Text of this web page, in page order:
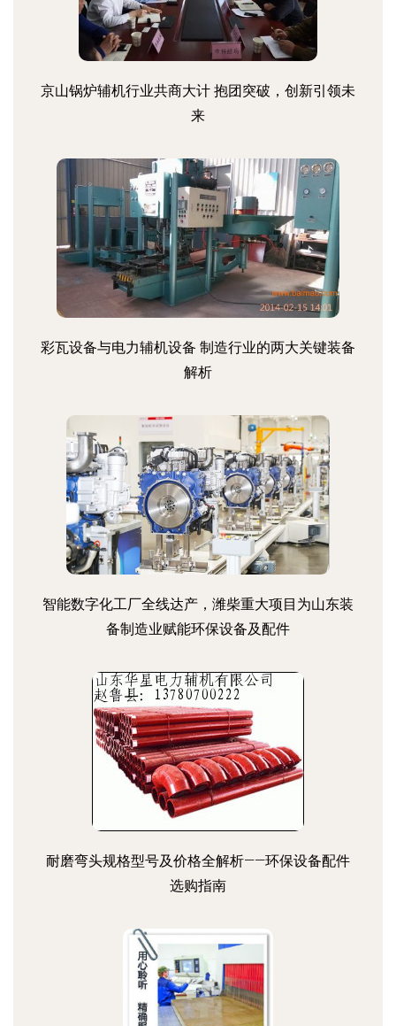
京山锅炉辅机行业共商大计 抱团突破，创新引领未
来
彩瓦设备与电力辅机设备 制造行业的两大关键装备
解析
智能数字化工厂全线达产，潍柴重大项目为山东装
备制造业赋能环保设备及配件
耐磨弯头规格型号及价格全解析——环保设备配件
选购指南